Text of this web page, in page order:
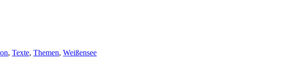
, Texte, Themen, Weißensee